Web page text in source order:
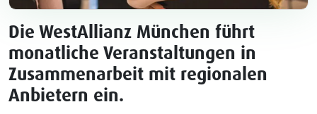
Die WestAllianz München führt
monatliche Veranstaltungen in
Zusammenarbeit mit regionalen
Anbietern ein.